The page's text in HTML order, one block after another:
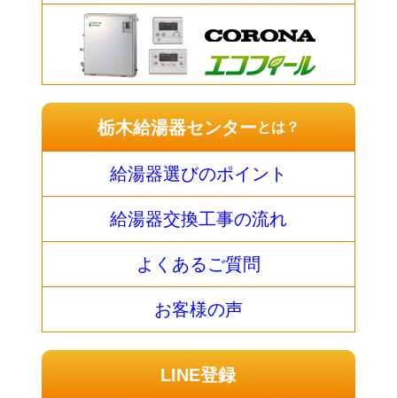
栃木給湯器センターとは？
給湯器選びのポイント
給湯器交換工事の流れ
よくあるご質問
お客様の声
LINE登録